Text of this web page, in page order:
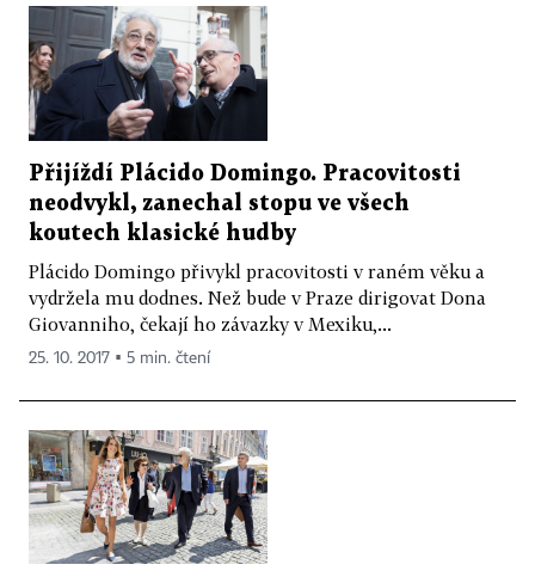
Přijíždí Plácido Domingo. Pracovitosti
neodvykl, zanechal stopu ve všech
koutech klasické hudby
Plácido Domingo přivykl pracovitosti v raném věku a
vydržela mu dodnes. Než bude v Praze dirigovat Dona
Giovanniho, čekají ho závazky v Mexiku,...
25. 10. 2017 ▪ 5 min. čtení